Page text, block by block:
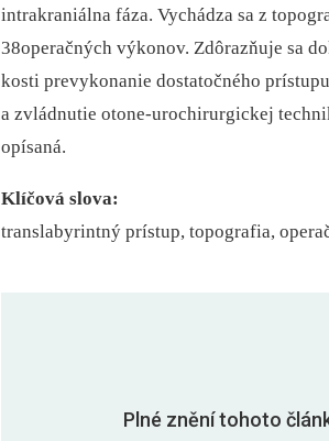
intrakraniálna fáza. Vychádza sa z
38operačných výkonov. Zdôrazňuje sa
kosti prevykonanie dostatočného
a zvládnutie otone-urochirurgickej
opísaná.
Klíčová slova:
translabyrintný prístup, topografia,
Plné znění tohoto